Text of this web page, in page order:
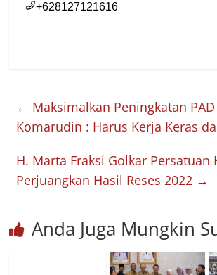
← Maksimalkan Peningkatan
Komarudin : Harus Kerja Keras
H. Marta Fraksi Golkar Persatuan
Perjuangkan Hasil Reses 2022 →
Anda Juga Mungkin